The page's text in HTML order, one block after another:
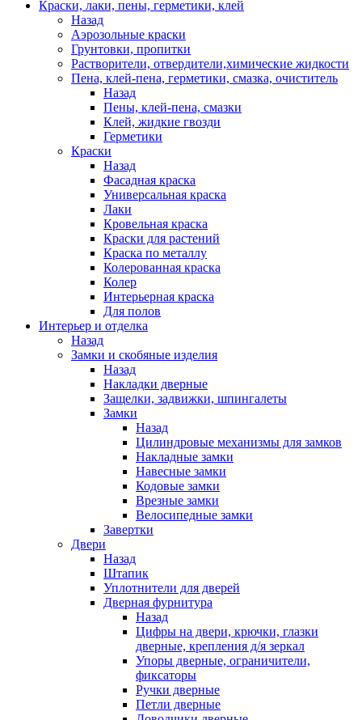
Краски, лаки, пены, герметики, клей
Назад
Аэрозольные краски
Грунтовки, пропитки
Растворители, отвердители,химические жидкости
Пена, клей-пена, герметики, смазка, очиститель
Назад
Пены, клей-пена, смазки
Клей, жидкие гвозди
Герметики
Краски
Назад
Фасадная краска
Универсальная краска
Лаки
Кровельная краска
Краски для растений
Краска по металлу
Колерованная краска
Колер
Интерьерная краска
Для полов
Интерьер и отделка
Назад
Замки и скобяные изделия
Назад
Накладки дверные
Защелки, задвижки, шпингалеты
Замки
Назад
Цилиндровые механизмы для замков
Накладные замки
Навесные замки
Кодовые замки
Врезные замки
Велосипедные замки
Завертки
Двери
Назад
Штапик
Уплотнители для дверей
Дверная фурнитура
Назад
Цифры на двери, крючки, глазки
дверные, крепления д/я зеркал
Упоры дверные, ограничители,
фиксаторы
Ручки дверные
Петли дверные